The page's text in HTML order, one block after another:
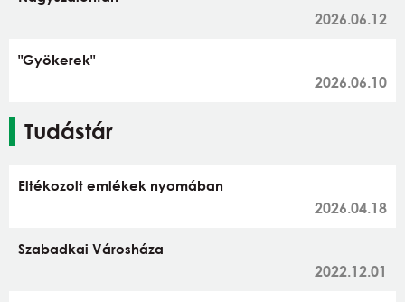
2026.06.12
"Gyökerek"
2026.06.10
Tudástár
Eltékozolt emlékek nyomában
2026.04.18
Szabadkai Városháza
2022.12.01